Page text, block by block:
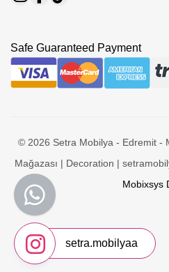
Safe Guaranteed Payment
© 2026 Setra Mobilya - Edremit -
Mağazası | Decoration |
Mobixsys
setra.mobilyaa